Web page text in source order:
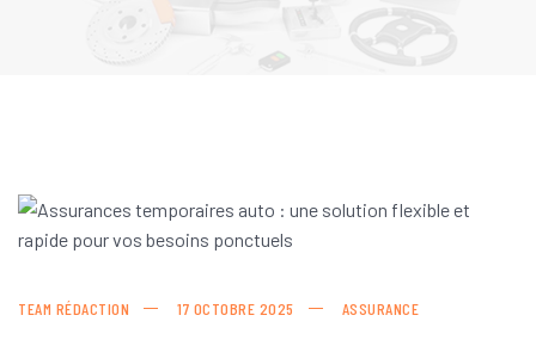
TEAM RÉDACTION 17 OCTOBRE 2025 ASSURANCE